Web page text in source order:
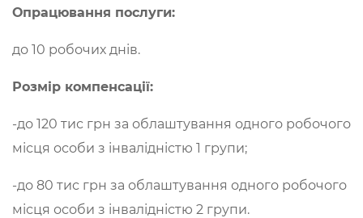
Опрацювання послуги:
до 10 робочих днів.
Розмір компенсації:
-до 120 тис грн за облаштування одного робочого
місця особи з інвалідністю 1 групи;
-до 80 тис грн за облаштування одного робочого
місця особи з інвалідністю 2 групи.